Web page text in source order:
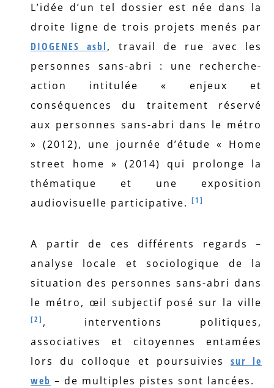
L’idée d’un tel dossier est née dans la
droite ligne de trois projets menés par
DIOGENES asbl, travail de rue avec les
personnes sans-abri : une recherche-
action intitulée « enjeux et
conséquences du traitement réservé
aux personnes sans-abri dans le métro
» (2012), une journée d’étude « Home
street home » (2014) qui prolonge la
thématique et une exposition
audiovisuelle participative. [1]
A partir de ces différents regards –
analyse locale et sociologique de la
situation des personnes sans-abri dans
le métro, œil subjectif posé sur la ville
[2] , interventions politiques,
associatives et citoyennes entamées
lors du colloque et poursuivies sur le
web – de multiples pistes sont lancées.